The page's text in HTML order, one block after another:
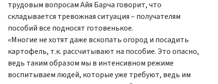
трудовым вопросам Айя Барча говорит, что
складывается тревожная ситуация – получателям
пособий все подносят готовенькое.
«Многие не хотят даже вскопать огород и посадить
картофель, т.к. рассчитывают на пособие. Это опасно,
ведь таким образом мы в интенсивном режиме
воспитываем людей, которые уже требуют, ведь им